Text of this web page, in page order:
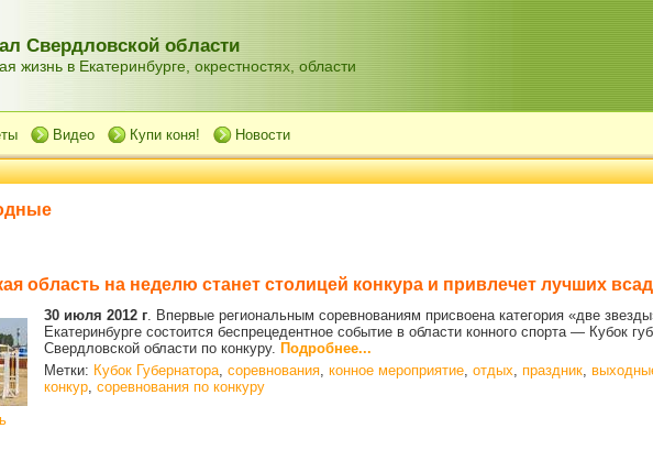
Свердловской области
жизнь в Екатеринбурге, окрестностях, области
Видео Купи коня! Новости
область на неделю станет столицей конкура и привлечет лучших
30 июля 2012 г. Впервые региональным соревнованиям присвоена категория «две
Екатеринбурге состоится беспрецедентное событие в области конного спорта — Кубок
Свердловской области по конкуру. Подробнее...
Метки: Кубок Губернатора, соревнования, конное мероприятие, отдых, праздник,
конкур, соревнования по конкуру